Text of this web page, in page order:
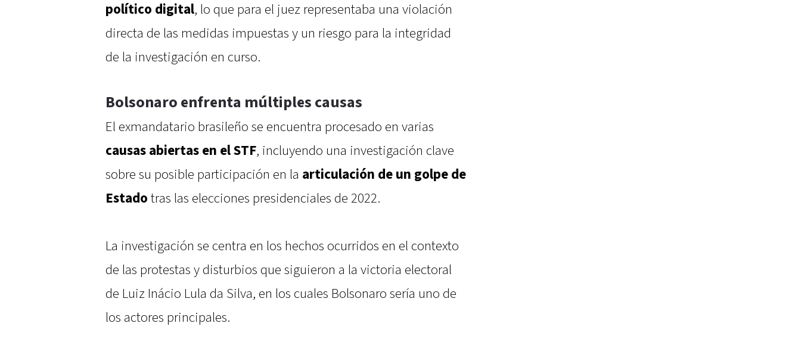
político digital, lo que para el juez representaba una violación
directa de las medidas impuestas y un riesgo para la integridad
de la investigación en curso.
Bolsonaro enfrenta múltiples causas
El exmandatario brasileño se encuentra procesado en varias
causas abiertas en el STF, incluyendo una investigación clave
sobre su posible participación en la articulación de un golpe de
Estado tras las elecciones presidenciales de 2022.
La investigación se centra en los hechos ocurridos en el contexto
de las protestas y disturbios que siguieron a la victoria electoral
de Luiz Inácio Lula da Silva, en los cuales Bolsonaro sería uno de
los actores principales.